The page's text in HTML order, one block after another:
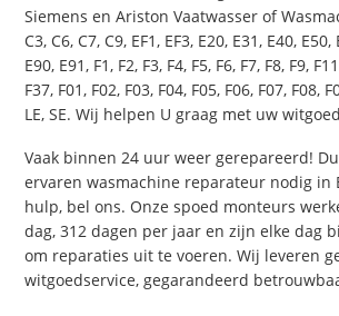
Siemens en Ariston Vaatwasser of
C3, C6, C7, C9, EF1, EF3, E20, E31, E40,
E90, E91, F1, F2, F3, F4, F5, F6, F7, F8, F9,
F37, F01, F02, F03, F04, F05, F06, F07, F08,
LE, SE. Wij helpen U graag met uw
Vaak binnen 24 uur weer gerepareerd!
ervaren wasmachine reparateur nodig in
hulp, bel ons. Onze spoed monteurs
dag, 312 dagen per jaar en zijn elke dag
om reparaties uit te voeren. Wij leveren
witgoedservice, gegarandeerd